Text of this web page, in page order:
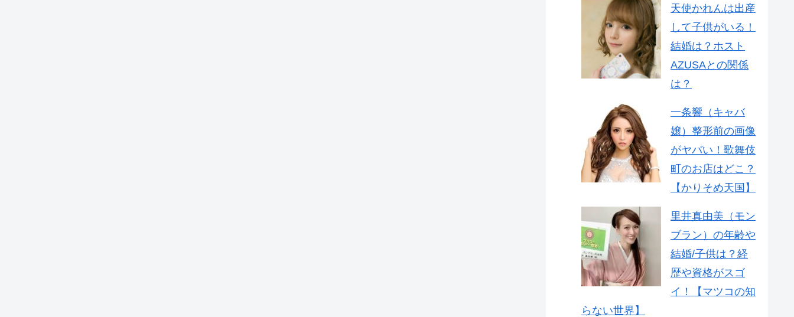
天使かれんは出産
して子供がいる！
結婚は？ホスト
AZUSAとの関係
は？
一条響（キャバ
嬢）整形前の画像
がヤバい！歌舞伎
町のお店はどこ？
【かりそめ天国】
里井真由美（モン
ブラン）の年齢や
結婚/子供は？経
歴や資格がスゴ
イ！【マツコの知
らない世界】